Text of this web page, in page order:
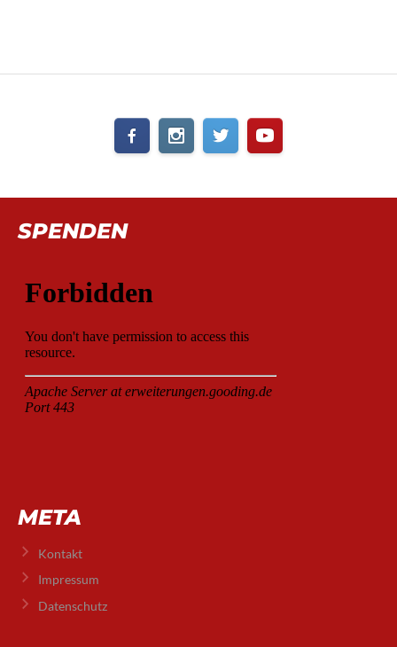
SPENDEN
META
Kontakt
Impressum
Datenschutz